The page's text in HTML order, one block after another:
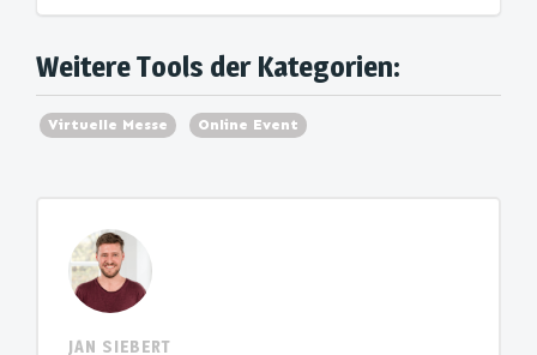
Weitere Tools der Kategorien:
Virtuelle Messe Online Event
JAN SIEBERT